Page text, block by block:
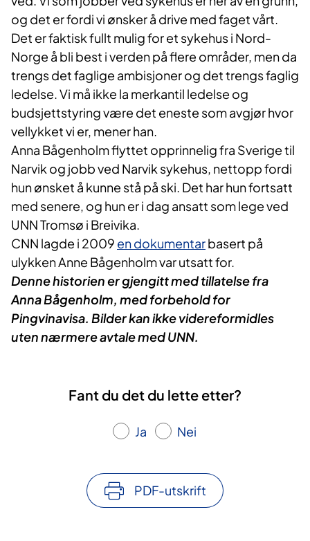
og det er fordi vi ønsker å drive med faget vårt.
Det er faktisk fullt mulig for et sykehus i Nord-
Norge å bli best i verden på flere områder, men da
trengs det faglige ambisjoner og det trengs faglig
ledelse. Vi må ikke la merkantil ledelse og
budsjettstyring være det eneste som avgjør hvor
vellykket vi er, mener han.
Anna Bågenholm flyttet opprinnelig fra Sverige til
Narvik og jobb ved Narvik sykehus, nettopp fordi
hun ønsket å kunne stå på ski. Det har hun fortsatt
med senere, og hun er i dag ansatt som lege ved
UNN Tromsø i Breivika.
CNN lagde i 2009 en dokumentarbasert på
ulykken Anne Bågenholm var utsatt for.
Denne historien er gjengitt med tillatelse fra
Anna Bågenholm, med forbehold for
Pingvinavisa. Bilder kan ikke videreformidles
uten nærmere avtale med UNN.
Fant du det du lette etter?
Ja Nei
PDF-utskrift